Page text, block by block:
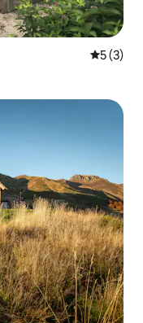
5 (3)